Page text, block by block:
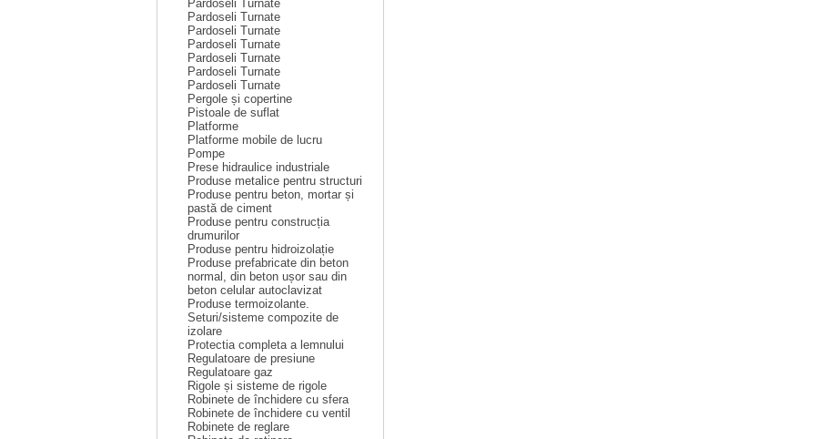
Pardoseli Turnate
Pardoseli Turnate
Pardoseli Turnate
Pardoseli Turnate
Pardoseli Turnate
Pardoseli Turnate
Pardoseli Turnate
Pergole și copertine
Pistoale de suflat
Platforme
Platforme mobile de lucru
Pompe
Prese hidraulice industriale
Produse metalice pentru structuri
Produse pentru beton, mortar și
pastă de ciment
Produse pentru construcția
drumurilor
Produse pentru hidroizolație
Produse prefabricate din beton
normal, din beton ușor sau din
beton celular autoclavizat
Produse termoizolante.
Seturi/sisteme compozite de
izolare
Protectia completa a lemnului
Regulatoare de presiune
Regulatoare gaz
Rigole și sisteme de rigole
Robinete de închidere cu sfera
Robinete de închidere cu ventil
Robinete de reglare